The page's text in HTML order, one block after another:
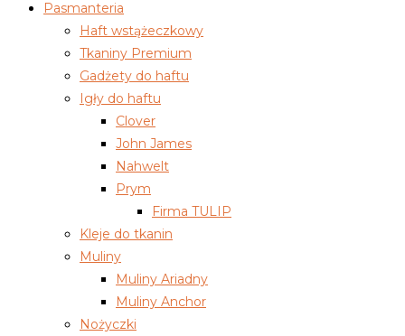
Pasmanteria
Haft wstążeczkowy
Tkaniny Premium
Gadżety do haftu
Igły do haftu
Clover
John James
Nahwelt
Prym
Firma TULIP
Kleje do tkanin
Muliny
Muliny Ariadny
Muliny Anchor
Nożyczki